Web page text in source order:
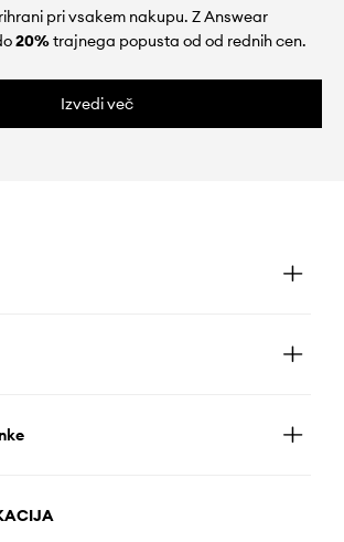
pri vsakem nakupu. Z Answear
20%trajnega popusta od od rednih cen.
Izvedi več